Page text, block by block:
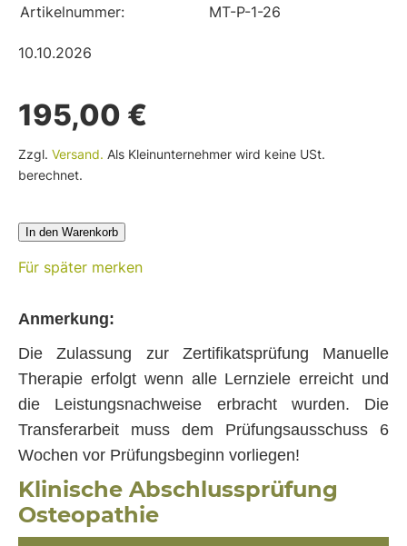
Artikelnummer: MT-P-1-26
10.10.2026
195,00 €
Zzgl. Versand. Als Kleinunternehmer wird keine USt.
berechnet.
In den Warenkorb
Für später merken
Anmerkung:
Die Zulassung zur Zertifikatsprüfung Manuelle
Therapie erfolgt wenn alle Lernziele erreicht und
die Leistungsnachweise erbracht wurden. Die
Transferarbeit muss dem Prüfungsausschuss 6
Wochen vor Prüfungsbeginn vorliegen!
Klinische Abschlussprüfung
Osteopathie